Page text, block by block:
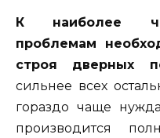
К наиболее
проблемам
строя дверных
сильнее всех
гораздо чаще
производится